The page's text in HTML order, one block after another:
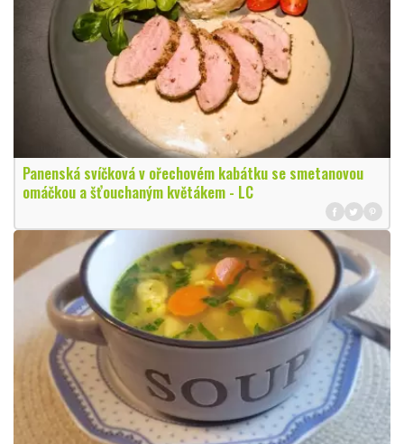
Panenská svíčková v ořechovém kabátku se smetanovou
omáčkou a šťouchaným květákem - LC